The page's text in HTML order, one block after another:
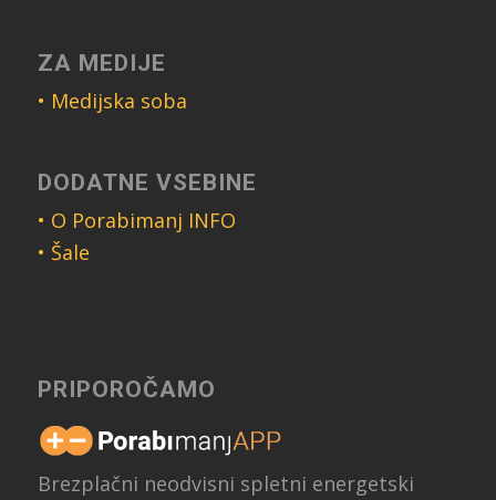
ZA MEDIJE
• Medijska soba
DODATNE VSEBINE
• O Porabimanj INFO
• Šale
PRIPOROČAMO
Brezplačni neodvisni spletni energetski